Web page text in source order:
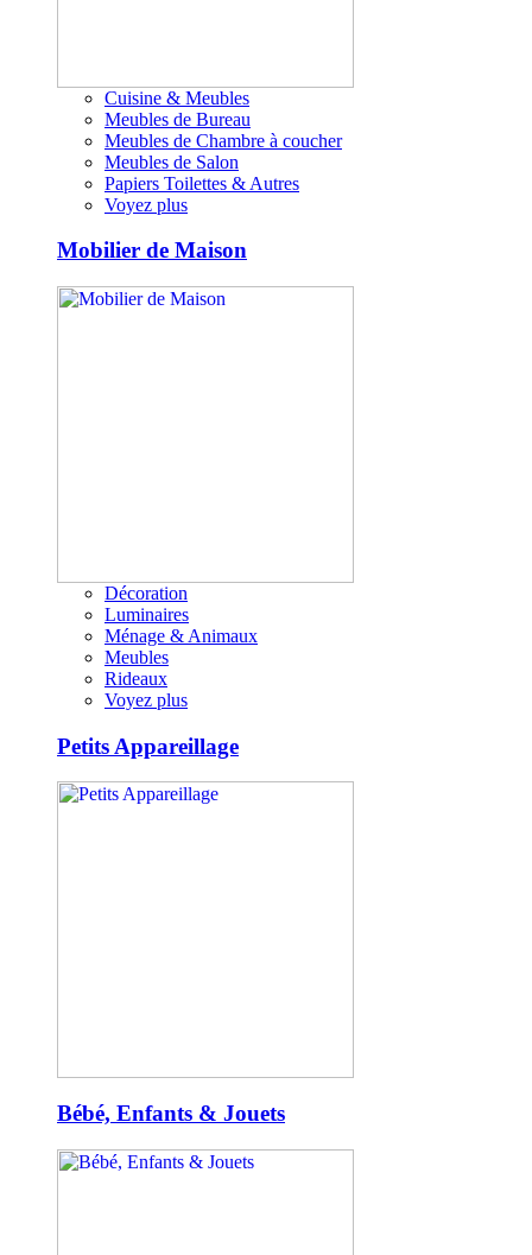
Cuisine & Meubles
Meubles de Bureau
Meubles de Chambre à coucher
Meubles de Salon
Papiers Toilettes & Autres
Voyez plus
Mobilier de Maison
Décoration
Luminaires
Ménage & Animaux
Meubles
Rideaux
Voyez plus
Petits Appareillage
Bébé, Enfants & Jouets